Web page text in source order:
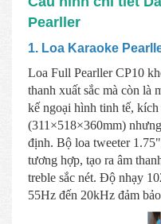
Pearller
1. Loa Karaoke
Loa Full Pearller CP10
thanh xuất sắc mà còn là
kế ngoại hình tinh tế,
(311×518×360mm)
định. Bộ loa tweeter
tương hợp, tạo ra âm
treble sắc nét. Độ nhạy
55Hz đến 20kHz đảm